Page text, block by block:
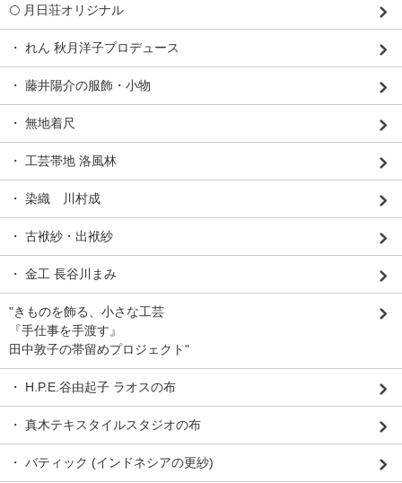
🌕 月日荘オリジナル
・ れん 秋月洋子プロデュース
・ 藤井陽介の服飾・小物
・ 無地着尺
・ 工芸帯地 洛風林
・ 染織 川村成
・ 古袱紗・出袱紗
・ 金工 長谷川まみ
"きものを飾る、小さな工芸
『手仕事を手渡す』
田中敦子の帯留めプロジェクト"
・ H.P.E.谷由起子 ラオスの布
・ 真木テキスタイルスタジオの布
・ バティック (インドネシアの更紗)